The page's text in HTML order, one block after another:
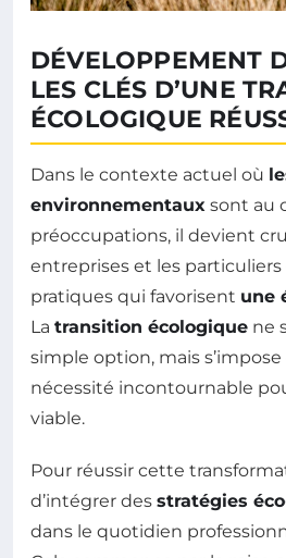
DÉVELOPPEMENT
LES CLÉS D’UNE
ÉCOLOGIQUE
Dans le contexte actuel où
environnementaux sont au
préoccupations, il devient
entreprises et les particuliers
pratiques qui favorisent une
La transition écologique ne
simple option, mais
nécessité incontournable
viable.
Pour réussir cette
d’intégrer des stratégies
dans le quotidien